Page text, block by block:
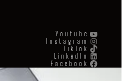
Youtube
Instagram
TikTok
LinkedIn
Facebook